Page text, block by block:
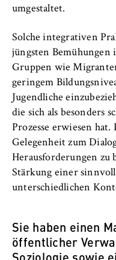
umgestaltet.
Solche integrativen
jüngsten Bemühungen
Gruppen wie
geringem
Jugendliche
die sich als besonders
Prozesse erwiesen
Gelegenheit zum
Herausforderungen zu
Stärkung einer
unterschiedlichen
Sie haben einen
öffentlicher